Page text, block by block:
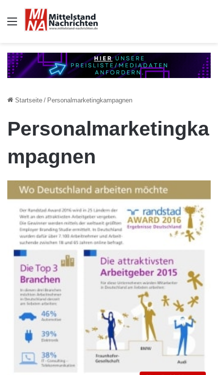
Auswahl
Startseite / Personalmarketingkampagnen
Personalmarketingka
mpagnen